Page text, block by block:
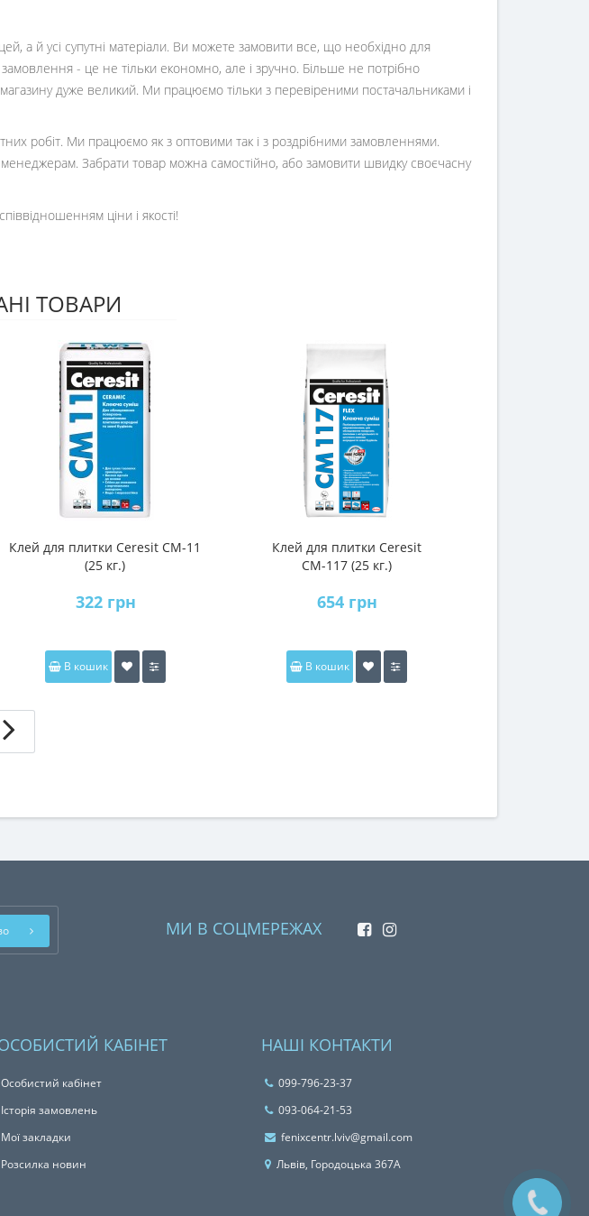
а й усі супутні матеріали. Ви можете замовити все, що необхідно для
- це не тільки економно, але і зручно. Більше не потрібно
дуже великий. Ми працюємо тільки з перевіреними постачальниками і
робіт. Ми працюємо як з оптовими так і з роздрібними замовленнями.
Забрати товар можна самостійно, або замовити швидку своєчасну
ціни і якості!
ТОВАРИ
Клей для плитки Ceresit СМ-11
(25 кг.)
322 грн
В кошик
Клей для плитки Ceresit
СМ-117 (25 кг.)
654 грн
В кошик
МИ В СОЦМЕРЕЖАХ
КАБІНЕТ
Особистий кабінет
Історія замовлень
Мої закладки
Розсилка новин
НАШІ КОНТАКТИ
099-796-23-37
093-064-21-53
fenixcentr.lviv@gmail.com
Львiв, Городоцька 367А